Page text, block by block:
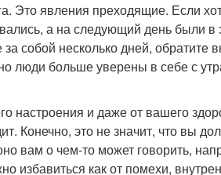
Это явления преходящие. Если
а на следующий день были в
собой несколько дней, обратите
люди больше уверены в себе с
настроения и даже от вашего
Конечно, это не значит, что вы
вам о чем-то может говорить,
избавиться как от помехи,